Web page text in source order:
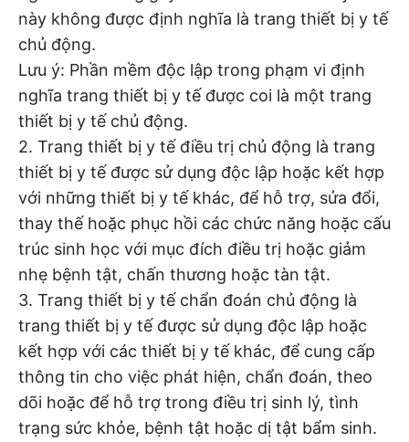
này không được định nghĩa là trang thiết bị y tế
chủ động.
Lưu ý: Phần mềm độc lập trong phạm vi định
nghĩa trang thiết bị y tế được coi là một trang
thiết bị y tế chủ động.
2. Trang thiết bị y tế điều trị chủ động là trang
thiết bị y tế được sử dụng độc lập hoặc kết hợp
với những thiết bị y tế khác, để hỗ trợ, sửa đổi,
thay thế hoặc phục hồi các chức năng hoặc cấu
trúc sinh học với mục đích điều trị hoặc giảm
nhẹ bệnh tật, chấn thương hoặc tàn tật.
3. Trang thiết bị y tế chẩn đoán chủ động là
trang thiết bị y tế được sử dụng độc lập hoặc
kết hợp với các thiết bị y tế khác, để cung cấp
thông tin cho việc phát hiện, chẩn đoán, theo
dõi hoặc để hỗ trợ trong điều trị sinh lý, tình
trạng sức khỏe, bệnh tật hoặc dị tật bẩm sinh.